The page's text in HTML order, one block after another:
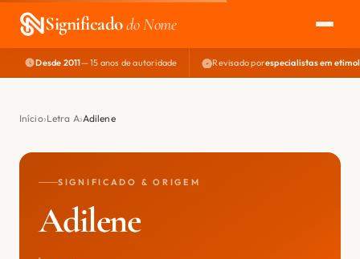
Significadodo Nome
EXPLORAR
NOME PERFEITO
Desde 2011— 15 anos de autoridade Revisado porespecialistas em
Início Letra A Adilene
SIGNIFICADO & ORIGEM
Adilene